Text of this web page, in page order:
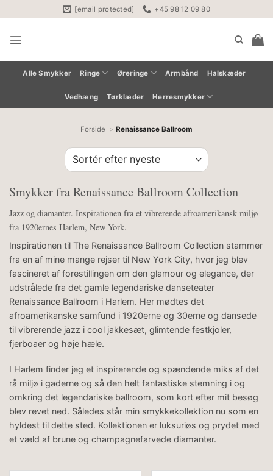
til
indhold
[email protected] +45 98 12 09 80
Alle Smykker Ringe Øreringe Armbånd Halskæder
Vedhæng Tørklæder Herresmykker
Forside Renaissance Ballroom
Smykker fra Renaissance Ballroom Collection
Jazz og diamanter. Inspirationen fra et vibrerende afroamerikansk miljø
fra 1920ernes Harlem, New York.
Inspirationen til The Renaissance Ballroom Collection stammer
fra en af mine mange rejser til New York City, hvor jeg blev
fascineret af forestillingen om den glamour og elegance, der
udstrålede fra det gamle legendariske danseteater
Renaissance Ballroom i Harlem. Her mødtes det
afroamerikanske samfund i 1920erne og 30erne og dansede
til vibrerende jazz i cool jakkesæt, glimtende festkjoler,
fjerboaer og høje hæle.
I Harlem finder jeg et inspirerende og spændende miks af det
rå miljø i gaderne og så den helt fantastiske stemning i og
omkring det legendariske ballroom, som kort efter mit besøg
blev revet ned. Således står min smykkekollektion nu som en
hyldest til dette sted. Kollektionen er luksuriøs og prydet med
et væld af brune og champagnefarvede diamanter.